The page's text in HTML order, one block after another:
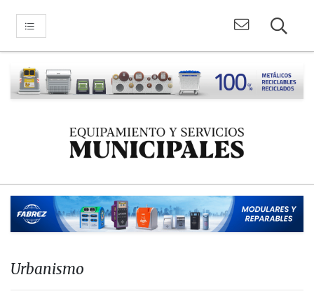
Urbanismo